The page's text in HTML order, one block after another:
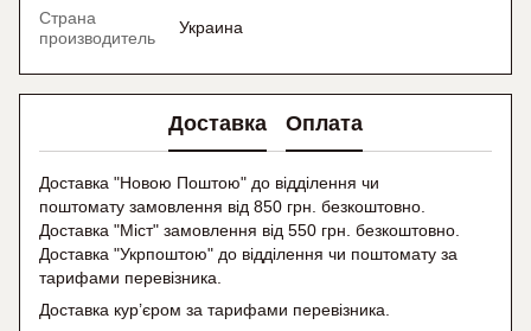
Страна
производитель
Украина
Доставка Оплата
Доставка "Новою Поштою" до відділення чи
поштомату замовлення від 850 грн. безкоштовно.
Доставка "Міст" замовлення від 550 грн. безкоштовно.
Доставка "Укрпоштою" до відділення чи поштомату за
тарифами перевізника.
Доставка кур’єром за тарифами перевізника.